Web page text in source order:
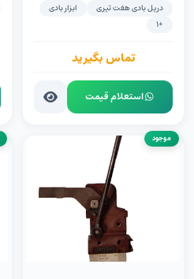
دریل بادی هفت تیری
ابزار بادی
+1
تماس بگیرید
استعلام قیمت
موجود